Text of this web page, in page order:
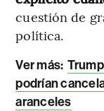
cuestión de
política.
Ver más:
podrían
aranceles